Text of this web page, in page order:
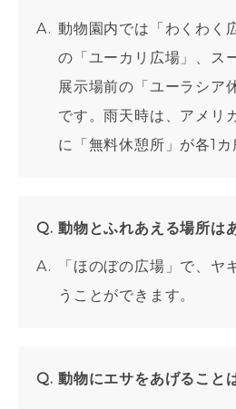
動物園内では「わくわく
の「ユーカリ広場」、ス
展示場前の「ユーラシア
です。雨天時は、アメリ
に「無料休憩所」が各1カ
動物とふれあえる場所は
「ほのぼの広場」で、ヤ
うことができます。
動物にエサをあげること